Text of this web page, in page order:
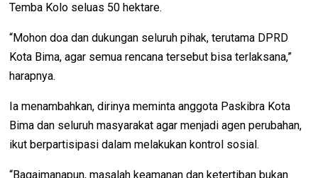
Temba Kolo seluas 50 hektare.
“Mohon doa dan dukungan seluruh pihak, terutama DPRD
Kota Bima, agar semua rencana tersebut bisa terlaksana,”
harapnya.
Ia menambahkan, dirinya meminta anggota Paskibra Kota
Bima dan seluruh masyarakat agar menjadi agen perubahan,
ikut berpartisipasi dalam melakukan kontrol sosial.
“Bagaimanapun, masalah keamanan dan ketertiban bukan